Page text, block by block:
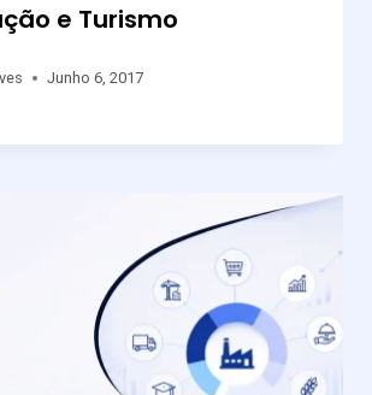
e Turismo
Junho 6, 2017